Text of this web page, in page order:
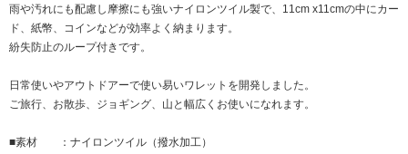
雨や汚れにも配慮し摩擦にも強いナイロンツイル製で、11cm x11cmの中にカー
ド、紙幣、コインなどが効率よく納まります。
紛失防止のループ付きです。
日常使いやアウトドアーで使い易いワレットを開発しました。
ご旅行、お散歩、ジョギング、山と幅広くお使いになれます。
■素材 ：ナイロンツイル（撥水加工）